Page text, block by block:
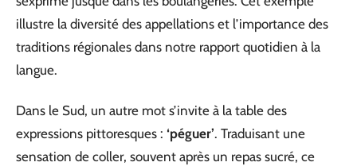
illustre la diversité des appellations et l’importance des
traditions régionales dans notre rapport quotidien à la
langue.
Dans le Sud, un autre mot s’invite à la table des
expressions pittoresques : ‘péguer’. Traduisant une
sensation de coller, souvent après un repas sucré, ce